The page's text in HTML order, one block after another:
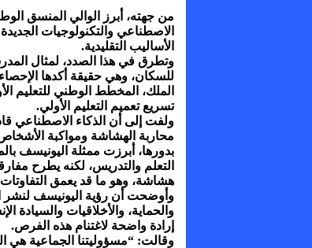
من جهته، أبرز الوالي المنسق
الاصطناعي والتكنولوجيات
الأساليب التقليدية.
وتطرق في هذا الصدد، لمثال
للسكان، وهي حقيقة أكدها
الملك، المخطط الوطني للتعليم
تسريع تعميم التعليم الأولي.
ولفت إلى أن الذكاء الاصطناعي
محاربة الهشاشة ومواكبة
بدورها، أبرزت ممثلة اليونيسف
التعلم والتدريس، لكنه يطرح
هشاشة، وهو ما قد يعمق التفاوتات
وأوضحت أن رؤية اليونيسف لنشر
والحماية، والأخلاقيات والسيادة
إرادة واضحة لاغتنام هذه الفرص.
وقالت: “مسؤوليتنا الجماعية هي